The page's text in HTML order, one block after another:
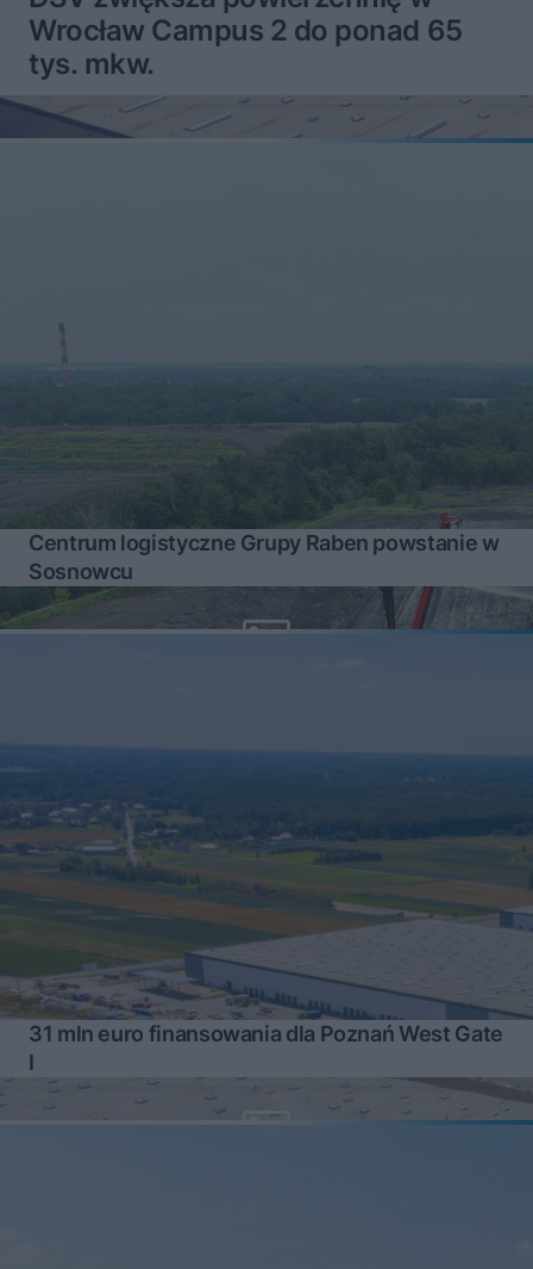
Wrocław Campus 2 do ponad 65
tys. mkw.
Centrum logistyczne Grupy Raben powstanie w
Sosnowcu
31 mln euro finansowania dla Poznań West Gate
I